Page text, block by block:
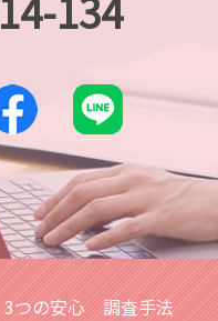
3つの安心
調査手法